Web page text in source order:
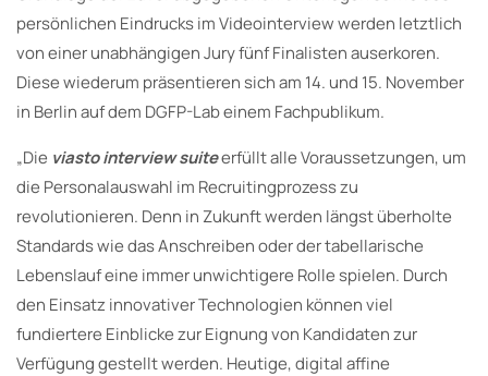
persönlichen Eindrucks im Videointerview werden letztlich
von einer unabhängigen Jury fünf Finalisten auserkoren.
Diese wiederum präsentieren sich am 14. und 15. November
in Berlin auf dem DGFP-Lab einem Fachpublikum.
„Die viasto interview suiteerfüllt alle Voraussetzungen, um
die Personalauswahl im Recruitingprozess zu
revolutionieren. Denn in Zukunft werden längst überholte
Standards wie das Anschreiben oder der tabellarische
Lebenslauf eine immer unwichtigere Rolle spielen. Durch
den Einsatz innovativer Technologien können viel
fundiertere Einblicke zur Eignung von Kandidaten zur
Verfügung gestellt werden. Heutige, digital affine